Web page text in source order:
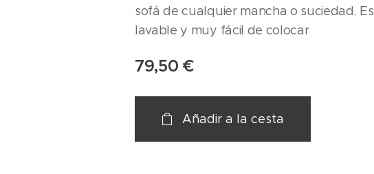
sofá de cualquier mancha o suciedad. Es
lavable y muy fácil de colocar
79,50 €
Añadir a la cesta